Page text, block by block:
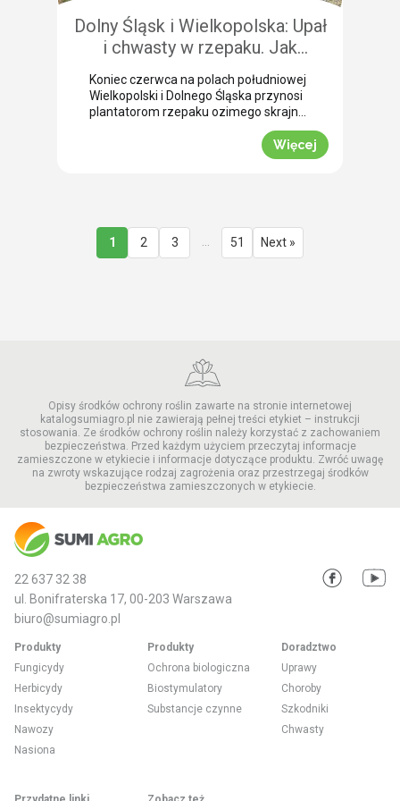
Dolny Śląsk i Wielkopolska: Upał
i chwasty w rzepaku. Jak
uratować plon przed samym
wjazdem kombajnu?
Koniec czerwca na polach południowej
Wielkopolski i Dolnego Śląska przynosi
plantatorom rzepaku ozimego skrajne
emocje (BBCH 80-83). Ostatnie opady
deszczu poprawiły ogólną kondycję
roślin. Jednak wywołały jednocześnie
Jak informuje nasz ekspert Mariusz
Staniek, skuteczna desykacja rzepaku
przed zbiorem oraz wcześniejsza
Więcej
1 2 3 51 Next »
Opisy środków ochrony roślin zawarte na stronie internetowej
katalogsumiagro.pl nie zawierają pełnej treści etykiet – instrukcji
stosowania. Ze środków ochrony roślin należy korzystać z zachowaniem
bezpieczeństwa. Przed każdym użyciem przeczytaj informacje
zamieszczone w etykiecie i informacje dotyczące produktu. Zwróć uwagę
na zwroty wskazujące rodzaj zagrożenia oraz przestrzegaj środków
bezpieczeństwa zamieszczonych w etykiecie.
22 637 32 38
ul. Bonifraterska 17, 00-203 Warszawa
biuro@sumiagro.pl
Produkty
Fungicydy
Herbicydy
Insektycydy
Nawozy
Nasiona
Produkty
Ochrona biologiczna
Biostymulatory
Substancje czynne
Doradztwo
Uprawy
Choroby
Szkodniki
Chwasty